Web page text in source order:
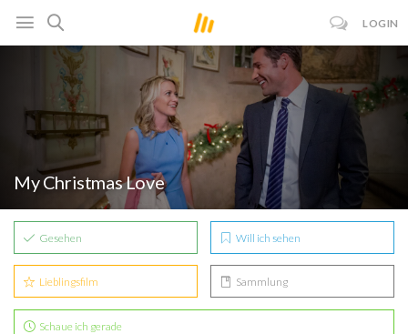
LOGIN
My Christmas Love
Gesehen Will ich sehen
Lieblingsfilm Sammlung
Schaue ich gerade